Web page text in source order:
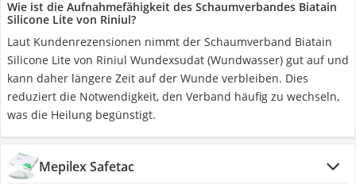
Wie ist die Aufnahmefähigkeit des Schaumverbandes Biatain
Silicone Lite von Riniul?
Laut Kundenrezensionen nimmt der Schaumverband Biatain
Silicone Lite von Riniul Wundexsudat (Wundwasser) gut auf und
kann daher längere Zeit auf der Wunde verbleiben. Dies
reduziert die Notwendigkeit, den Verband häufig zu wechseln,
was die Heilung begünstigt.
Mepilex Safetac